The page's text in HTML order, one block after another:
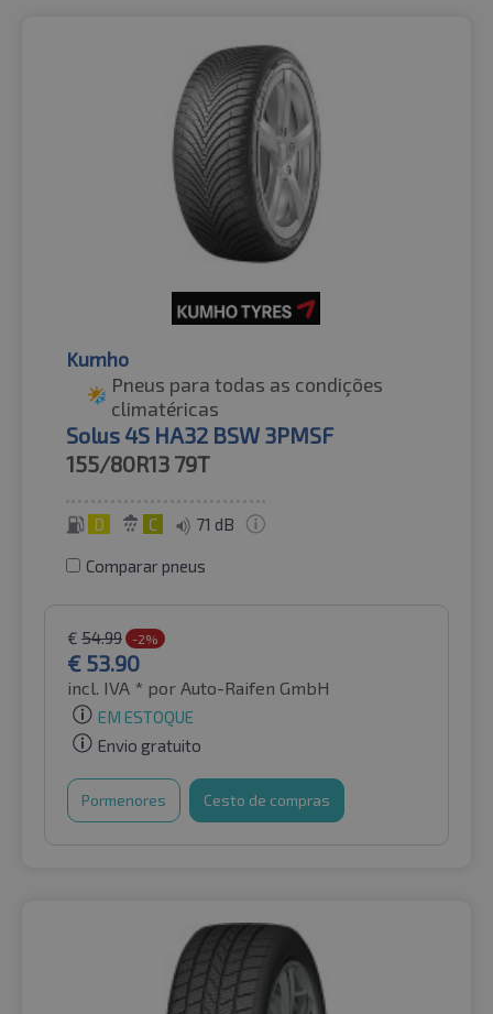
Kumho
Pneus para todas as condições
climatéricas
Solus 4S HA32 BSW 3PMSF
155/80R13 79T
D C 71 dB
Comparar pneus
€ 54.99 -2%
€ 53.90
incl. IVA * por Auto-Raifen GmbH
EM ESTOQUE
Envio gratuito
Pormenores Cesto de compras